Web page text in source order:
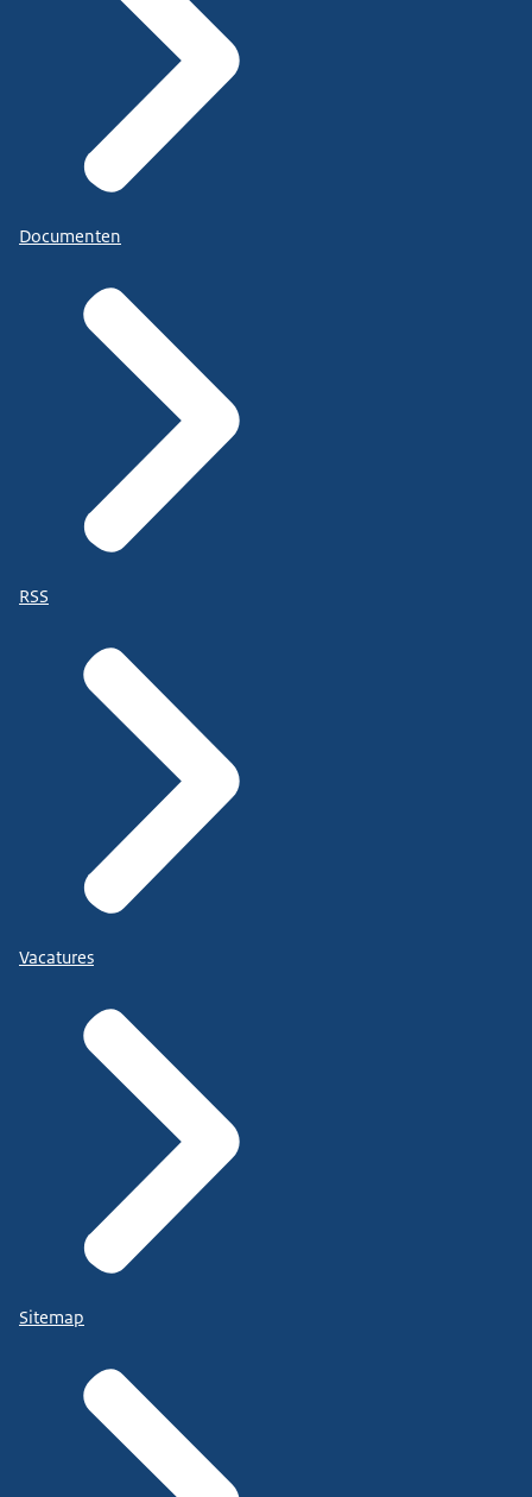
Documenten
RSS
Vacatures
Sitemap